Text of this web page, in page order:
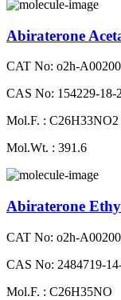
Abiraterone
CAT No: o2h-
CAS No: 154229-18-2
Mol.F. : C26H33NO2
Mol.Wt. : 391.6
Abiraterone
CAT No: o2h-
CAS No: 2484719-
Mol.F. : C26H35NO